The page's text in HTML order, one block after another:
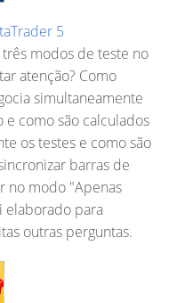
5
modos de teste no
atenção? Como
simultaneamente
e como são calculados
os testes e como são
barras de
no modo "Apenas
elaborado para
outras perguntas.